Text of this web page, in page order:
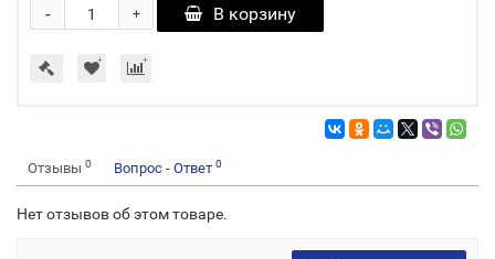
+
- В корзину
Отзывы 0 Вопрос - Ответ 0
Нет отзывов об этом товаре.